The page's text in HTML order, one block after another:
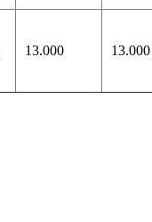
13.000 13.000